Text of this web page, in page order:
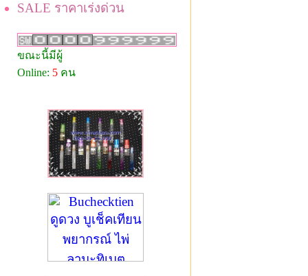
SALE ราคาเร่งด่วน
ขณะนี้มีผู้
Online: 5 คน